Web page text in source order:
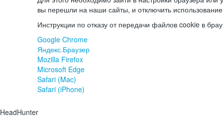
вы перешли на наши сайты, и отключить
Инструкции по отказу от передачи файлов cookie в
Google Chrome
Яндекс.Браузер
Mozilla Firefox
Microsoft Edge
Safari (Mac)
Safari (iPhone)
HeadHunter